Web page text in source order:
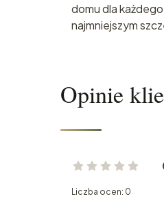
domu dla
najmniejszym
Opinie
Liczba ocen: 0